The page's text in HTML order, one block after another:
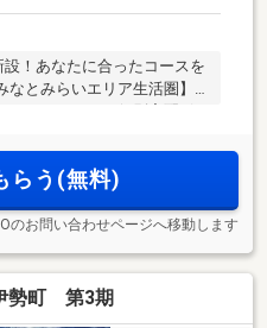
設！あなたに合ったコースを
とみらいエリア生活圏】
らう(無料)
のお問い合わせページへ移動します
勢町 第3期